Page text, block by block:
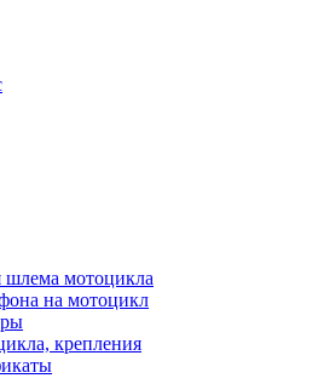
мотоцикла
на мотоцикл
крепления